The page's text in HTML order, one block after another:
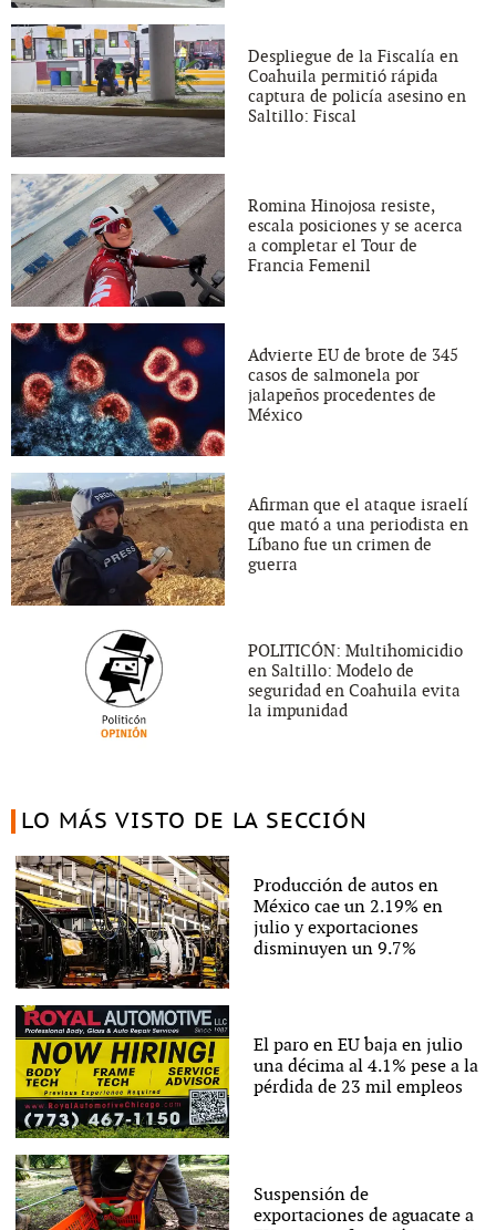
Despliegue de la Fiscalía en
Coahuila permitió rápida
captura de policía asesino en
Saltillo: Fiscal
Romina Hinojosa resiste,
escala posiciones y se acerca
a completar el Tour de
Francia Femenil
Advierte EU de brote de 345
casos de salmonela por
jalapeños procedentes de
México
Afirman que el ataque israelí
que mató a una periodista en
Líbano fue un crimen de
guerra
POLITICÓN: Multihomicidio
en Saltillo: Modelo de
seguridad en Coahuila evita
la impunidad
LO MÁS VISTO DE LA SECCIÓN
Producción de autos en
México cae un 2.19% en
julio y exportaciones
disminuyen un 9.7%
El paro en EU baja en julio
una décima al 4.1% pese a la
pérdida de 23 mil empleos
Suspensión de
exportaciones de aguacate a